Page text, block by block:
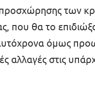
προσχώρησης των
που θα το
όμως
αλλαγές στις